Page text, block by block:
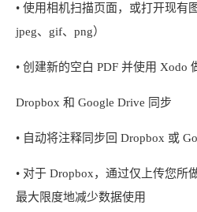
• 使用相机扫描页面，或打开现有
jpeg、gif、png）
• 创建新的空白 PDF 并使用 Xodo
Dropbox 和 Google Drive 同步
• 自动将注释同步回 Dropbox 或
• 对于 Dropbox，通过仅上传您所
最大限度地减少数据使用